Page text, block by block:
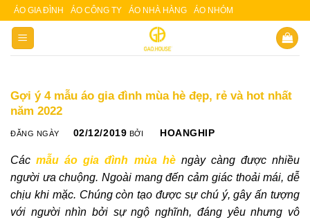
Skip
content
ÁO GIA ĐÌNH ÁO CÔNG TY ÁO NHÀ HÀNG ÁO NHÓM
Gợi ý 4 mẫu áo gia đình mùa hè đẹp, rẻ và hot nhất
năm 2022
ĐĂNG NGÀY 02/12/2019 BỞI HOANGHIP
Cácmẫu áo gia đình mùa hèngày càng được nhiều
người ưa chuộng. Ngoài mang đến cảm giác thoải mái, dễ
chịu khi mặc. Chúng còn tạo được sự chú ý, gây ấn tượng
với người nhìn bởi sự ngộ nghĩnh, đáng yêu nhưng vô